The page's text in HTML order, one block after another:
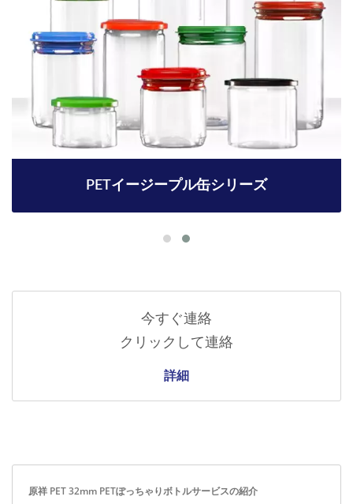
PETイージープル缶シリーズ
今すぐ連絡
クリックして連絡
詳細
原祥 PET 32mm PETぽっちゃりボトルサービスの紹介